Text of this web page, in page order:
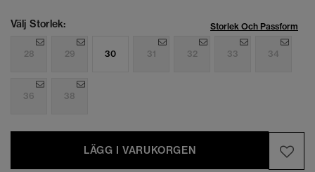
Välj Storlek: Storlek Och Passform
28 29 30 31 32 33 34
36 38
LÄGG I VARUKORGEN